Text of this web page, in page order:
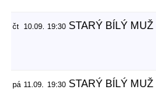
čt 10.09. 19:30 STARÝ BÍLÝ MUŽ
pá 11.09. 19:30 STARÝ BÍLÝ MUŽ